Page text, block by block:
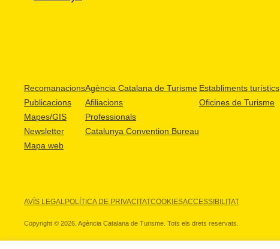
Recomanacions
Publicacions
Mapes/GIS
Newsletter
Mapa web
Agència Catalana de Turisme
Afiliacions
Professionals
Catalunya Convention Bureau
Establiments turístics
Oficines de Turisme
AVÍS LEGALPOLÍTICA DE PRIVACITATCOOKIESACCESSIBILITAT
Copyright © 2026. Agència Catalana de Turisme. Tots els drets reservats.